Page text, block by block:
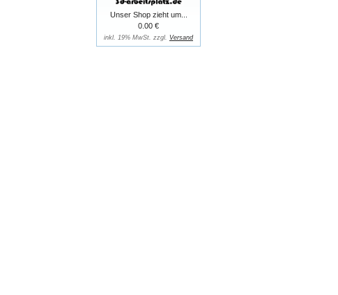
Unser Shop zieht um...
0.00 €
inkl. 19% MwSt. zzgl. Versand